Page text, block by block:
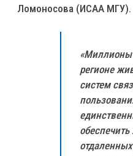
Ломоносова (ИСАА МГУ).
регионе
систем